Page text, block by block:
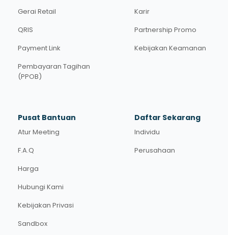
Gerai Retail
QRIS
Payment Link
Pembayaran Tagihan
(PPOB)
Karir
Partnership Promo
Kebijakan Keamanan
Pusat Bantuan
Atur Meeting
F.A.Q
Harga
Hubungi Kami
Kebijakan Privasi
Sandbox
Daftar Sekarang
Individu
Perusahaan